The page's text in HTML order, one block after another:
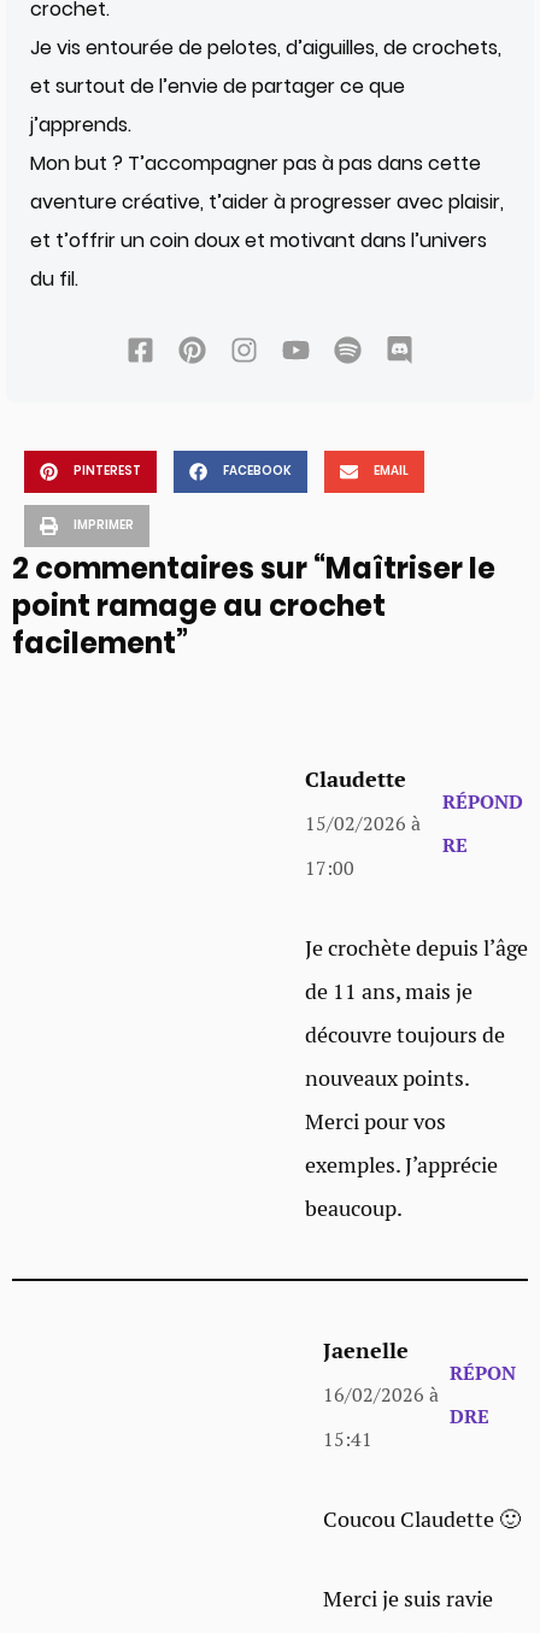
crochet.
Je vis entourée de pelotes, d’aiguilles, de crochets,
et surtout de l’envie de partager ce que
j’apprends.
Mon but ? T’accompagner pas à pas dans cette
aventure créative, t’aider à progresser avec plaisir,
et t’offrir un coin doux et motivant dans l’univers
du fil.
PINTEREST FACEBOOK EMAIL
IMPRIMER
2 commentaires sur “Maîtriser le
point ramage au crochet
facilement”
Claudette
15/02/2026 à
17:00
RÉPOND
RE
Je crochète depuis l’âge
de 11 ans, mais je
découvre toujours de
nouveaux points.
Merci pour vos
exemples. J’apprécie
beaucoup.
Jaenelle
16/02/2026 à
15:41
RÉPON
DRE
Coucou Claudette 🙂
Merci je suis ravie